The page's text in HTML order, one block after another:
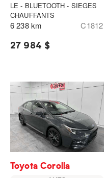
LE - BLUETOOTH - SIEGES
CHAUFFANTS
6 238 km C1812
27 984 $
Toyota Corolla